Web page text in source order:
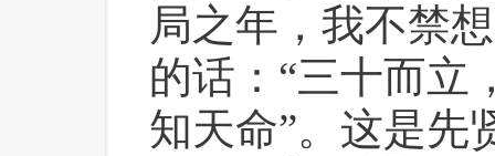
局之年，我不禁
的话：“三十而立
知天命”。这是先